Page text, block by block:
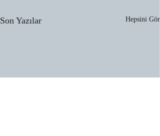
Son Yazılar Hepsini Gör